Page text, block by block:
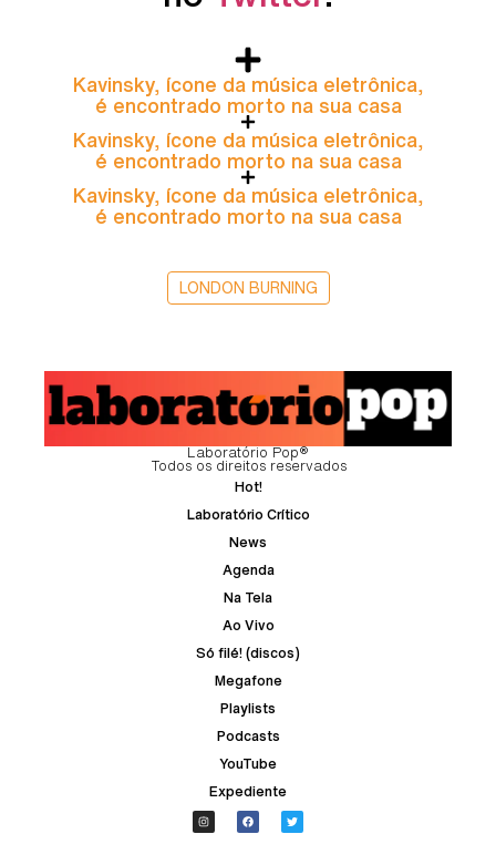
Kavinsky, ícone da música eletrônica,
é encontrado morto na sua casa
Kavinsky, ícone da música eletrônica,
é encontrado morto na sua casa
Kavinsky, ícone da música eletrônica,
é encontrado morto na sua casa
LONDON BURNING
Laboratório Pop®
Todos os direitos reservados
Hot!
Laboratório Crítico
News
Agenda
Na Tela
Ao Vivo
Só filé! (discos)
Megafone
Playlists
Podcasts
YouTube
Expediente